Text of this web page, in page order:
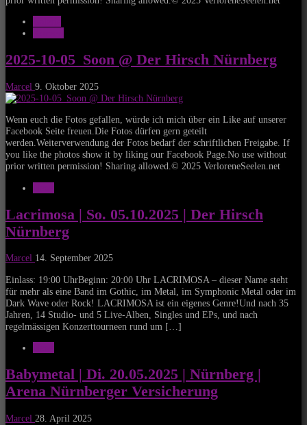
2025-10-05_Soon @ Der Hirsch Nürnberg
Marcel 9. Oktober 2025
Wenn euch die Fotos gefallen, würde ich mich über ein Like auf unserer
Facebook Seite freuen.Die Fotos dürfen gern geteilt
werden.Weiterverwendung der Fotos bedarf der schriftlichen Freigabe. If
you like the photos show it by liking our Facebook Page.No use without
prior written permission! Sharing allowed.© 2025 VerloreneSeelen.net
Lacrimosa | So. 05.10.2025 | Der Hirsch
Nürnberg
Marcel 14. September 2025
Einlass: 19:00 UhrBeginn: 20:00 Uhr LACRIMOSA – dieser Name steht
für mehr als eine Band im Gothic, im Metal, im Symphonic Metal oder im
Dark Wave oder Rock! LACRIMOSA ist ein eigenes Genre!Und nach 35
Jahren, 14 Studio- und 5 Live-Alben, Singles und EPs, und nach
regelmässigen Konzerttourneen rund um […]
Babymetal | Di. 20.05.2025 | Nürnberg |
Arena Nürnberger Versicherung
Marcel 28. April 2025